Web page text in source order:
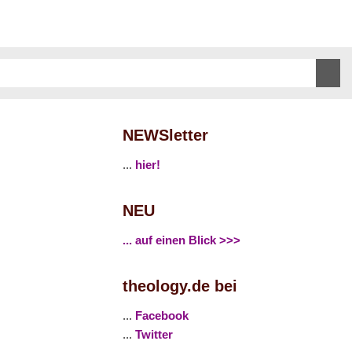
NEWSletter
... hier!
NEU
... auf einen Blick >>>
theology.de bei
... Facebook
... Twitter